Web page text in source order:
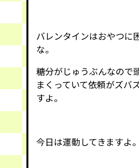
バレンタインはおやつに
な。
糖分がじゅうぶんなので
まくっていて依頼がズバ
すよ。
今日は運動してきますよ。